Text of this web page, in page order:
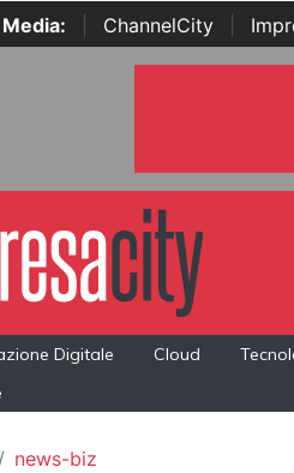
Media: ChannelCity
Digitale Cloud
news-biz